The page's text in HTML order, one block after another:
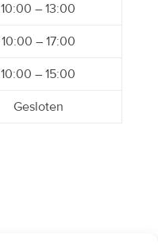
10:00 – 13:00
10:00 – 17:00
10:00 – 15:00
Gesloten